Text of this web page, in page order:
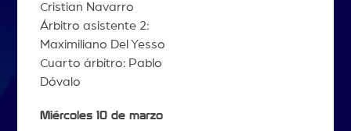
Cristian Navarro
Árbitro asistente 2:
Maximiliano Del Yesso
Cuarto árbitro: Pablo
Dóvalo
Miércoles 10 de marzo